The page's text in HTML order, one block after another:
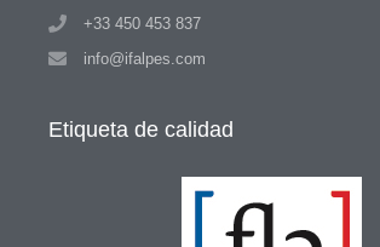
+33 450 453 837
info@ifalpes.com
Etiqueta de calidad